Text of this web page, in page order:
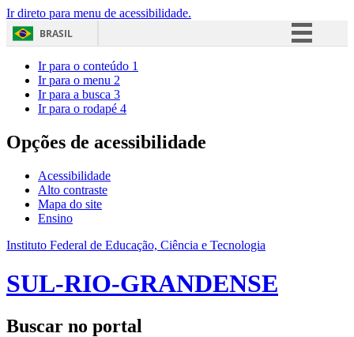
Ir direto para menu de acessibilidade.
BRASIL
Acesso à informação
Ir para o conteúdo 1
Ir para o menu 2
Ir para a busca 3
Ir para o rodapé 4
Opções de acessibilidade
Acessibilidade
Alto contraste
Mapa do site
Ensino
Instituto Federal de Educação, Ciência e Tecnologia
SUL-RIO-GRANDENSE
Buscar no portal